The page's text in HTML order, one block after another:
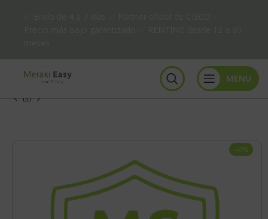
MENU
-47%